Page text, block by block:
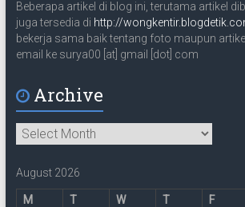
Beberapa artikel di blog ini, terutama artikel
juga tersedia di http://
bekerja sama baik tentang foto maupun
email ke surya00 [at] gmail [dot] com
Archive
Archive
August 2026
M T W T F